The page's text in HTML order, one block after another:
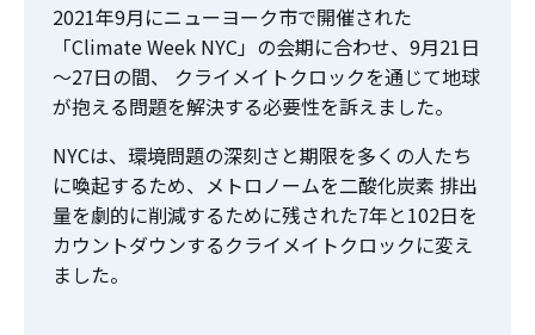
2021年9月にニューヨーク市で開催された
「Climate Week NYC」の会期に合わせ、9月21日
～27日の間、 クライメイトクロックを通じて地球
が抱える問題を解決する必要性を訴えました。
NYCは、環境問題の深刻さと期限を多くの人たち
に喚起するため、メトロノームを二酸化炭素 排出
量を劇的に削減するために残された7年と102日を
カウントダウンするクライメイトクロックに変え
ました。